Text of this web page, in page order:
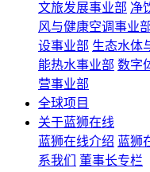
文旅发展事业部 净
风与健康空调事业
设事业部 生态水体
能热水事业部 数字
营事业部
全球项目
关于蓝狮在线
蓝狮在线介绍 蓝狮
系我们
董事长专栏